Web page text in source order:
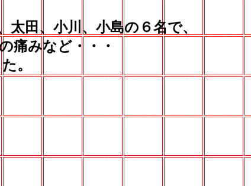
田、小川、小島の６名で、
痛みなど・・・
。